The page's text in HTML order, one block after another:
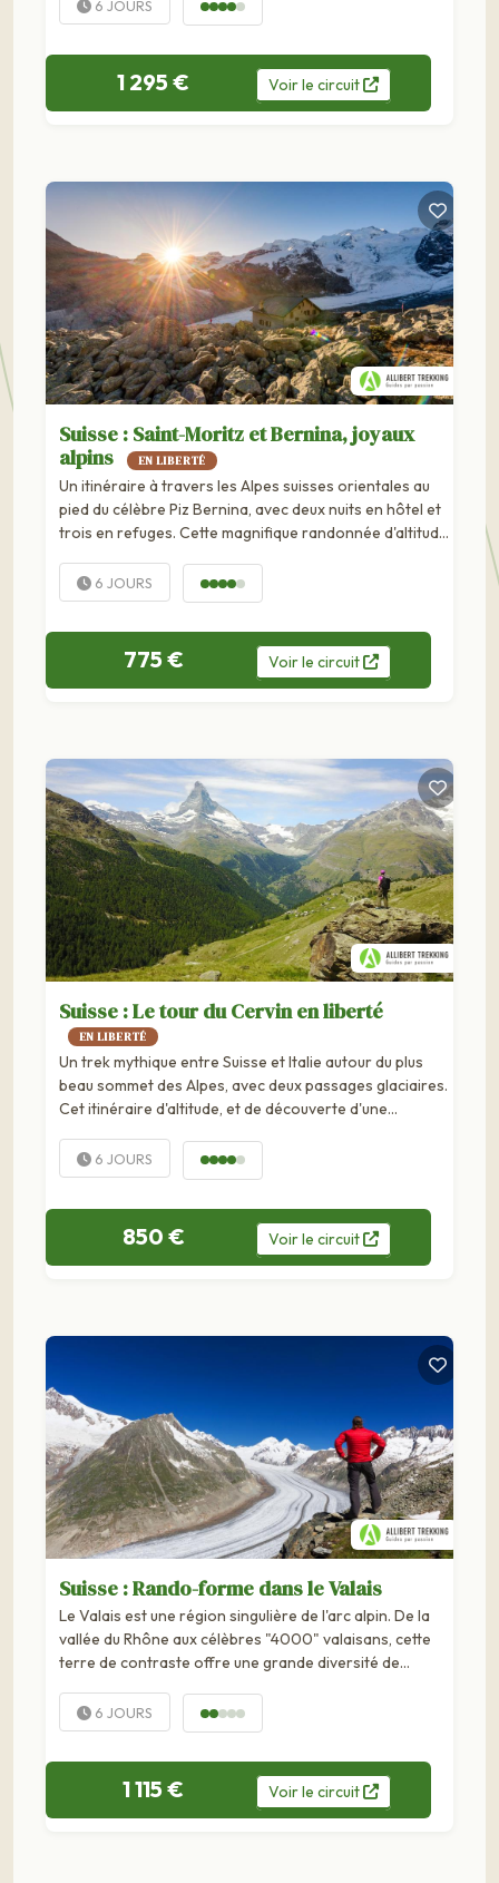
horizons...
6 JOURS
1 295 € Voirle circuit
Suisse : Saint-Moritz et Bernina, joyaux
alpins
EN LIBERTÉ
Un itinéraire à travers les Alpes suisses orientales au
pied du célèbre Piz Bernina, avec deux nuits en hôtel et
trois en refuges. Cette magnifique randonnée d'altitude
se déroule au cœur des glaciers et au pied du...
6 JOURS
775 € Voirle circuit
Suisse : Le tour du Cervin en liberté
EN LIBERTÉ
Un trek mythique entre Suisse et Italie autour du plus
beau sommet des Alpes, avec deux passages glaciaires.
Cet itinéraire d'altitude, et de découverte d'une
000 mètres, emprunte des vallées...
6 JOURS
850 € Voirle circuit
Suisse : Rando-forme dans le Valais
Le Valais est une région singulière de l'arc alpin. De la
vallée du Rhône aux célèbres "4000" valaisans, cette
terre de contraste offre une grande diversité de
6 JOURS
1 115 € Voirle circuit